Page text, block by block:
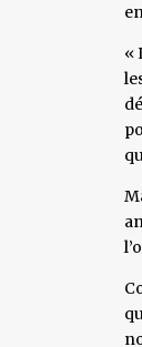
«